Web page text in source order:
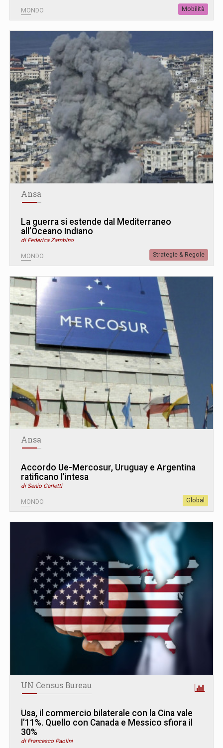
MONDO Mobilità
Ansa
La guerra si estende dal Mediterraneo
all’Oceano Indiano
di Federica Zambino
MONDO Strategie & Regole
Ansa
Accordo Ue-Mercosur, Uruguay e Argentina
ratificano l’intesa
di Senio Carletti
MONDO Global
UN Census Bureau
Usa, il commercio bilaterale con la Cina vale
l’11%. Quello con Canada e Messico sfiora il
30%
di Francesco Paolini